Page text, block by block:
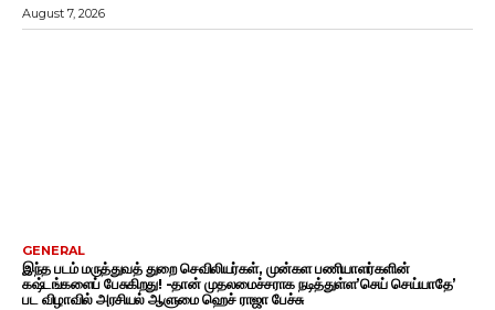
August 7, 2026
GENERAL
இந்த படம் மருத்துவத் துறை செவிலியர்கள், முன்கள பணியாளர்களின்
கஷ்டங்களைப் பேசுகிறது! -தான் முதலமைச்சராக நடித்துள்ள’செய் செய்யாதே’
பட விழாவில் அரசியல் ஆளுமை ஹெச் ராஜா பேச்சு